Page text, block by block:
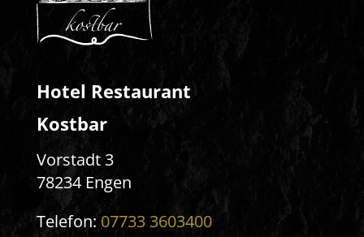
Hotel Restaurant
Kostbar
Vorstadt 3
78234 Engen
Telefon: 07733 3603400